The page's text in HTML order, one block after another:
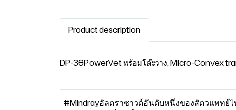
Product description
DP-30PowerVet พร้อมโต๊ะวาง, Micro-Convex
#Mindrayอัลตราซาวด์อันดับหนึ่งของสัตวแพทย์ไ